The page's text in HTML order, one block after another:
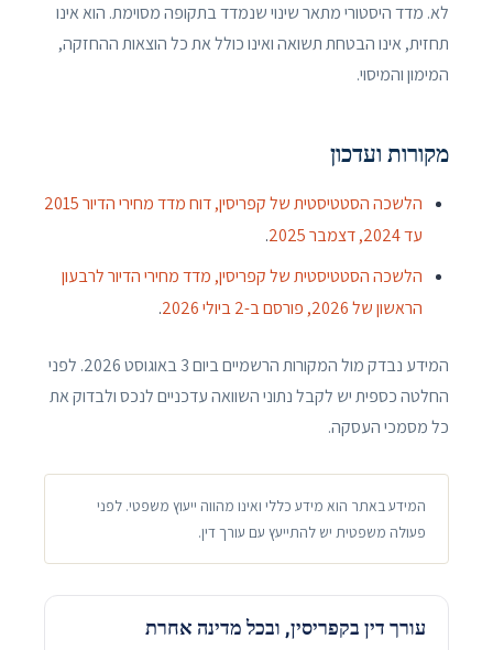
לא. מדד היסטורי מתאר שינוי שנמדד בתקופה מסוימת. הוא אינו
תחזית, אינו הבטחת תשואה ואינו כולל את כל הוצאות ההחזקה,
המימון והמיסוי.
מקורות ועדכון
הלשכה הסטטיסטית של קפריסין, דוח מדד מחירי הדיור 2015
עד 2024, דצמבר 2025
.
הלשכה הסטטיסטית של קפריסין, מדד מחירי הדיור לרבעון
הראשון של 2026, פורסם ב-2 ביולי 2026
.
המידע נבדק מול המקורות הרשמיים ביום3 באוגוסט 2026
. לפני
החלטה כספית יש לקבל נתוני השוואה עדכניים לנכס ולבדוק את
כל מסמכי העסקה.
המידע באתר הוא מידע כללי ואינו מהווה ייעוץ משפטי. לפני
פעולה משפטית יש להתייעץ עם עורך דין.
עורך דין בקפריסין, ובכל מדינה אחרת